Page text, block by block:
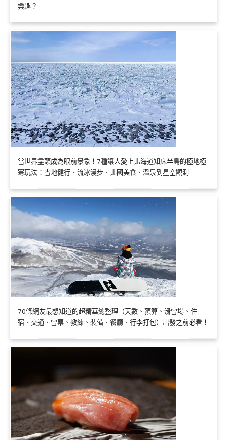
樂趣？
當世界盡頭成為眼前景象！7種讓人愛上北海道知床半島的極地極
寒玩法：雪地健行、流冰漫步、北國美食、溫泉到星空觀測
70條網友最想知道的超精華總整理（天數、預算、滑雪場、住
宿、交通、雪票、教練、裝備、餐廳、行李打包）出發之前必看！